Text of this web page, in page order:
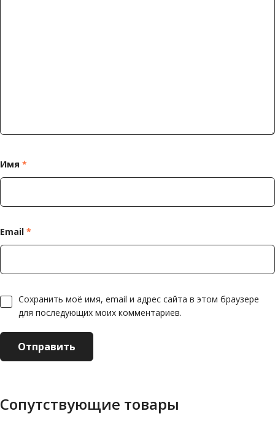
Имя *
Email *
Сохранить моё имя, email и адрес сайта в этом браузере
для последующих моих комментариев.
Сопутствующие товары